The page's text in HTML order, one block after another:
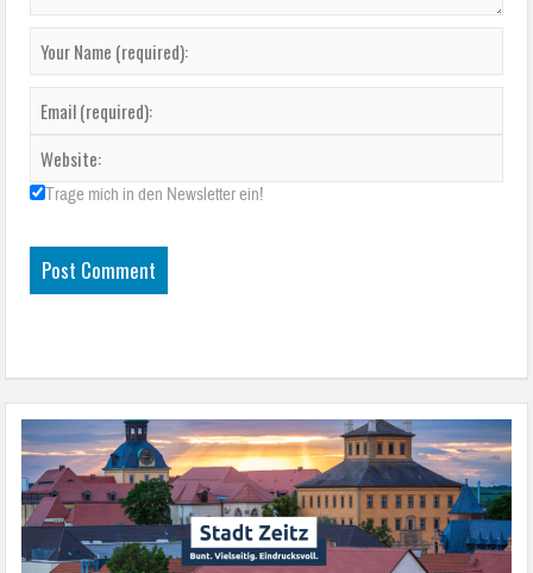
Trage mich in den Newsletter ein!